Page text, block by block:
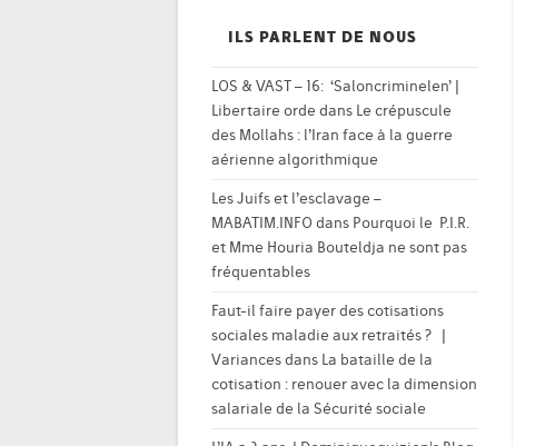
ILS PARLENT DE NOUS
LOS & VAST – 16: ‘Saloncriminelen’ |
Libertaire orde dans Le crépuscule
des Mollahs : l’Iran face à la guerre
aérienne algorithmique
Les Juifs et l’esclavage –
MABATIM.INFO dans Pourquoi le P.I.R.
et Mme Houria Bouteldja ne sont pas
fréquentables
Faut-il faire payer des cotisations
sociales maladie aux retraités ? |
Variancesdans La bataille de la
cotisation : renouer avec la dimension
salariale de la Sécurité sociale